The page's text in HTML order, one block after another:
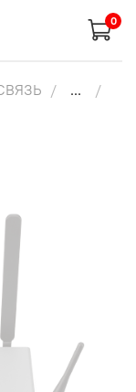
0
...